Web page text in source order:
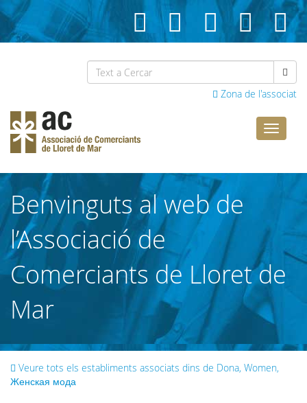
Zona de l'associat
Lloret
Benvinguts al web de
l’Associació de
Comerciants de Lloret de
Mar
Veure tots els establiments associats dins de Dona, Women,
Женская мода